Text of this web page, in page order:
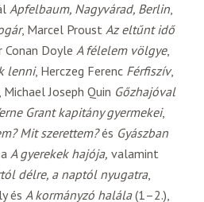
Apfelbaum, Nagyvárad, Berlin,
, Marcel Proust Az eltűnt idő
Conan Doyle A félelem völgye,
lenni, Herczeg Ferenc Férfiszív,
Michael Joseph Quin Gőzhajóval
Grant kapitány gyermekei,
Mit szerettem?és Gyászban
A gyerekek hajója, valamint
délre, a naptól nyugatra,
és A kormányzó halála(1–2.),